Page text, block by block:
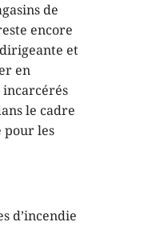
de
encore
et
en
incarcérés
le cadre
pour les
d’incendie